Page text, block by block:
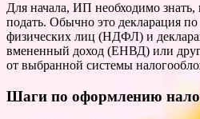
Для начала, ИП необходимо
подать. Обычно это декларация
физических лиц (НДФЛ) и
вмененный доход (ЕНВД) или
от выбранной системы
Шаги по оформлению